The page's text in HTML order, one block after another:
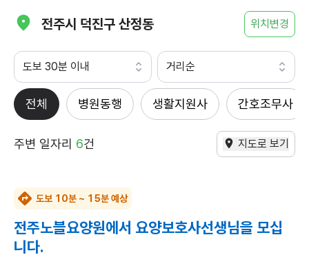
전주시 덕진구 산정동 위치변경
도보 30분 이내 거리순
전체 병원동행 생활지원사 간호조무사
주변 일자리 6건 지도로 보기
도보 10분 ~ 15분 예상
전주노블요양원에서 요양보호사선생님을 모십
니다.